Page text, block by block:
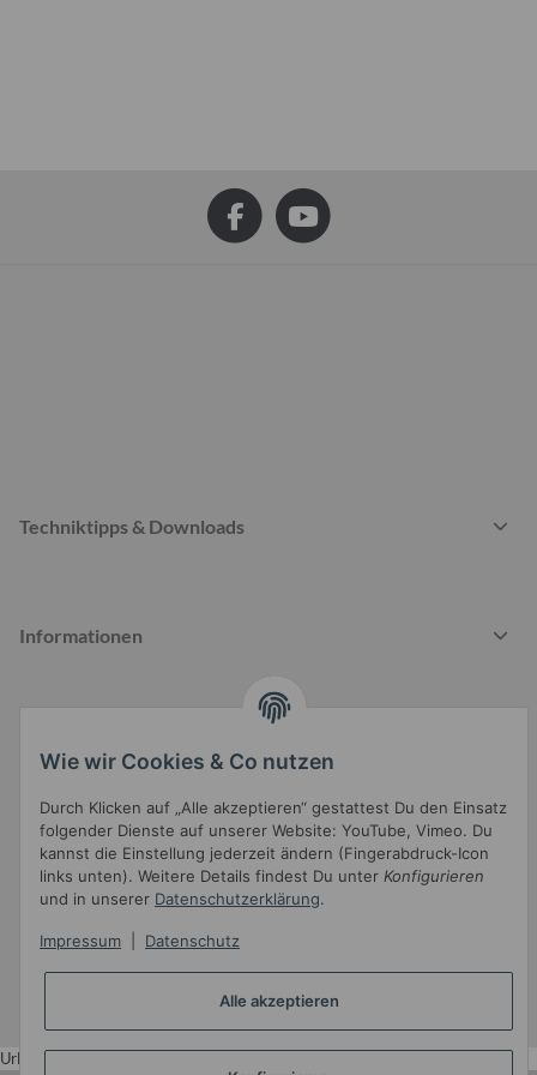
Techniktipps & Downloads
Informationen
Wie wir Cookies & Co nutzen
Durch Klicken auf „Alle akzeptieren“ gestattest Du den Einsatz
folgender Dienste auf unserer Website: YouTube, Vimeo. Du
kannst die Einstellung jederzeit ändern (Fingerabdruck-Icon
links unten). Weitere Details findest Du unter Konfigurieren
und in unserer Datenschutzerklärung.
Impressum Datenschutz
Alle akzeptieren
Urlaub